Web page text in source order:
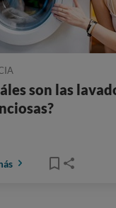
son las